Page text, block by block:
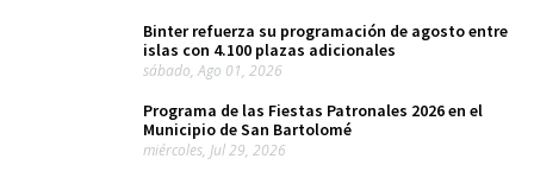
Binter refuerza su programación de agosto entre
islas con 4.100 plazas adicionales
sábado, Ago 01, 2026
Programa de las Fiestas Patronales 2026 en el
Municipio de San Bartolomé
miércoles, Jul 29, 2026